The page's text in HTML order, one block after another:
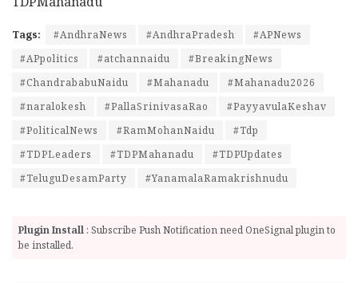
Tags: #AndhraNews #AndhraPradesh
#APNews
#APpolitics
#atchannaidu
#BreakingNews
#ChandrababuNaidu
#Mahanadu
#Mahanadu2026
#naralokesh
#PallaSrinivasaRao
#PayyavulaKeshav
#PoliticalNews
#RamMohanNaidu
#Tdp
#TDPLeaders
#TDPMahanadu
#TDPUpdates
#TeluguDesamParty
#YanamalaRamakrishnudu
Plugin Install : Subscribe Push Notification need OneSignal plugin to
be installed.